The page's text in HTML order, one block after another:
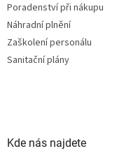
Poradenství při nákupu
Náhradní plnění
Zaškolení personálu
Sanitační plány
Kde nás najdete